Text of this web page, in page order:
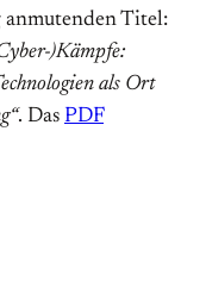
anmutenden Titel:
)Kämpfe:
als Ort
. Das PDF